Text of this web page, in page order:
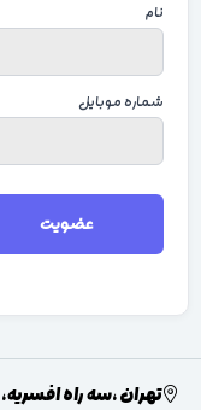
نام
شماره موبایل
عضویت
تهران ،سه راه